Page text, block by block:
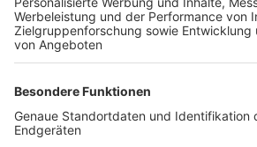
TOP-PARTNER